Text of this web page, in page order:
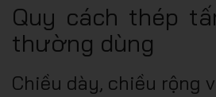
Quy cách thép
thường dùng
Chiều dày, chiều rộng